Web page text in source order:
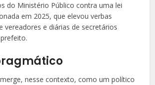
do Ministério Público contra uma lei
em 2025, que elevou verbas
vereadores e diárias de secretários
nesse contexto, como um político